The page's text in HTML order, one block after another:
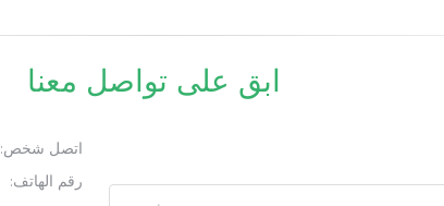
ابق على تواصل معنا
اتصل شخص:
رقم الهاتف: